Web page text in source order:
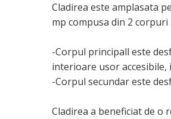
Cladirea este amplasata
mp compusa din 2 corpuri :
-Corpul principall este
interioare usor
-Corpul secundar este
Cladirea a beneficiat de o